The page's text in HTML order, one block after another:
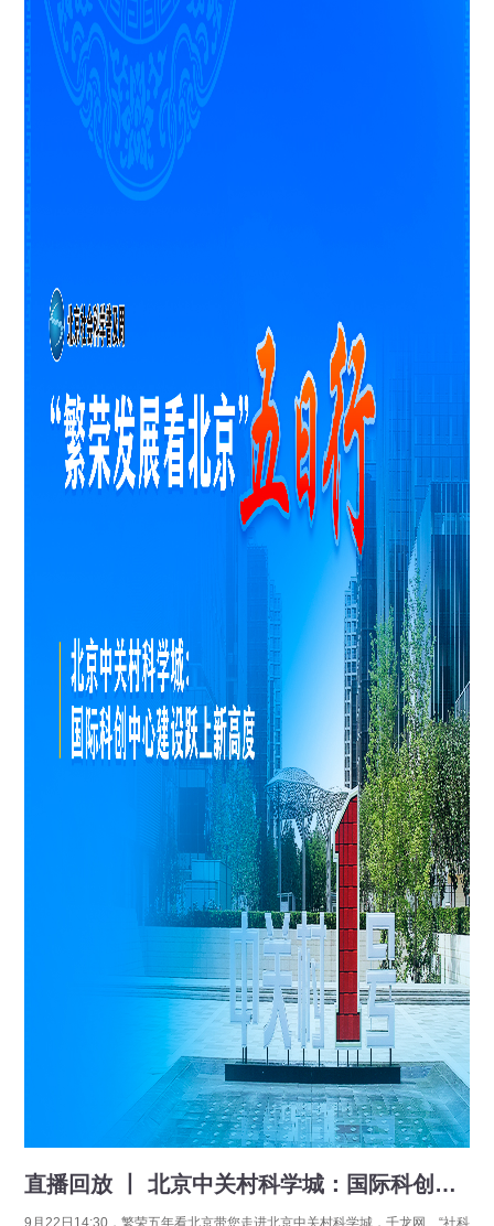
直播回放 丨 北京中关村科学城：国际科创中心建设跃上新高度
9月22日14:30，繁荣五年看北京带您走进北京中关村科学城，千龙网、“社科